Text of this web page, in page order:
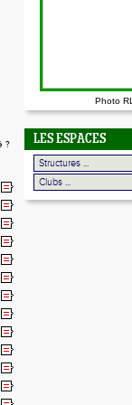
?
Photo RL
LES ESPACES